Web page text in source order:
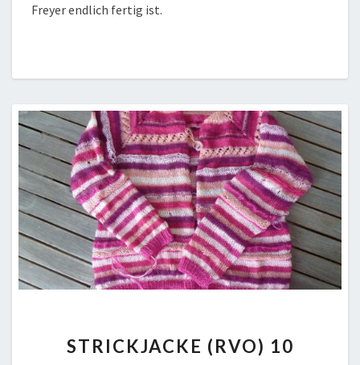
Freyer endlich fertig ist.
(RVO)
STRICKJACKE (RVO) 10